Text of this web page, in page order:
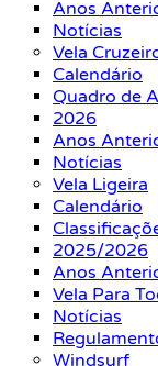
Anos
Notícias
Vela
Calendário
Quadro de
2026
Anos
Notícias
Vela Ligeira
Calendário
2025/2026
Anos
Vela Para
Notícias
Windsurf